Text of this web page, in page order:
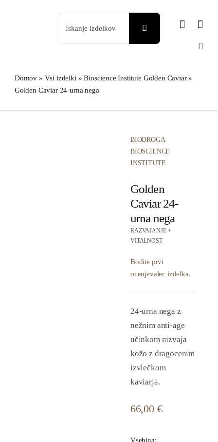
for:
Domov » Vsi izdelki »Bioscience Institute Golden Caviar»
Golden Caviar 24-urna nega
BIODROGA
BIOSCIENCE
INSTITUTE
Golden
Caviar 24-
urna nega
RAZVAJANJE +
VITALNOST
Bodite prvi
ocenjevalec izdelka.
24-urna nega z
nežnim anti-age
učinkom razvaja
kožo z dragocenim
izvlečkom
kaviarja.
66,00 €
Vsebina: